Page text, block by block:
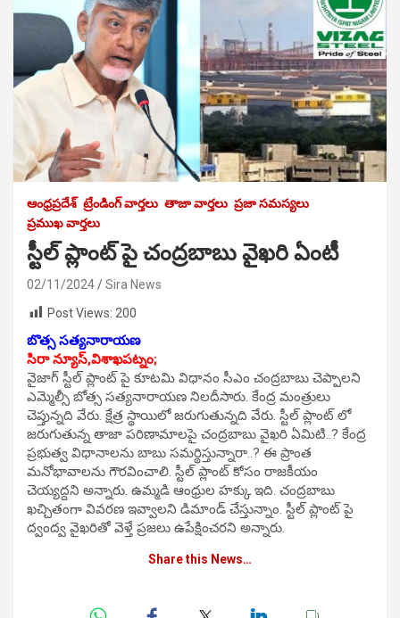
ఆంధ్రప్రదేశ్ ట్రేండింగ్ వార్తలు తాజా వార్తలు ప్రజా సమస్యలు
ప్రముఖ వార్తలు
స్టీల్ ప్లాంట్ పై చంద్రబాబు వైఖరి ఏంటీ
02/11/2024
Sira News
Post Views: 200
బొత్స సత్యనారాయణ
సిరా న్యూస్,విశాఖపట్నం;
వైజాగ్ స్టీల్ ప్లాంట్ పై కూటమి విధానం సీఎం చంద్రబాబు చెప్పాలని
ఎమ్మెల్సీ బోత్స సత్యనారాయణ నిలదీసారు. కేంద్ర మంత్రులు
చెప్తున్నది వేరు. క్షేత్ర స్థాయిలో జరుగుతున్నది వేరు. స్టీల్ ప్లాంట్ లో
జరుగుతున్న తాజా పరిణామాలపై చంద్రబాబు వైఖరి ఏమిటి..? కేంద్ర
ప్రభుత్వ విధానాలను బాబు సమర్థిస్తున్నారా..? ఈ ప్రాంత
మనోభావాలను గౌరవించాలి. స్టీల్ ప్లాంట్ కోసం రాజకీయం
చెయ్యద్దని అన్నారు. ఉమ్మడి ఆంధ్రుల హక్కు ఇది. చంద్రబాబు
ఖచ్చితంగా వివరణ ఇవ్వాలని డిమాండ్ చేస్తున్నాం. స్టీల్ ప్లాంట్ పై
ద్వంద్వ వైఖరితో వెళ్తే ప్రజలు ఉపేక్షించరని అన్నారు.
Share this News…